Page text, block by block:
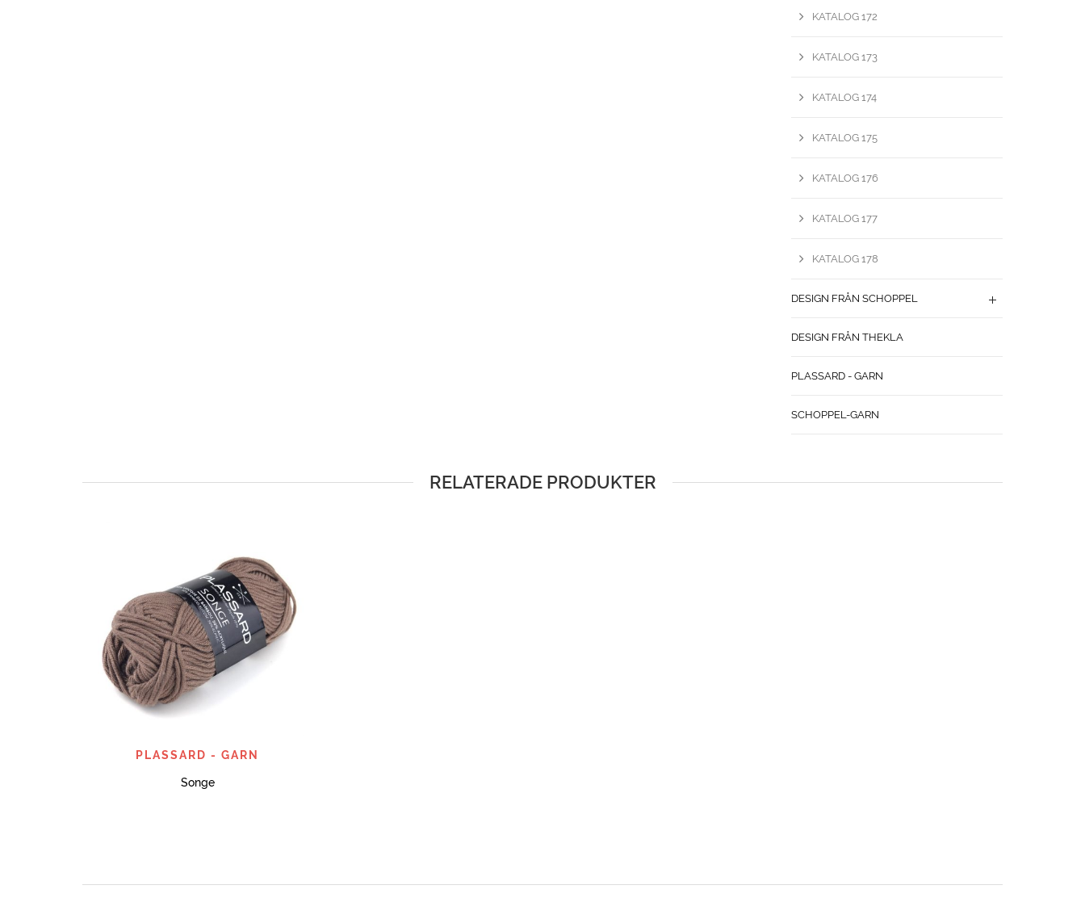
KATALOG 172
KATALOG 173
KATALOG 174
KATALOG 175
KATALOG 176
KATALOG 177
KATALOG 178
DESIGN FRÅN SCHOPPEL
DESIGN FRÅN THEKLA
PLASSARD - GARN
SCHOPPEL-GARN
RELATERADE PRODUKTER
SNABBTITT
PLASSARD - GARN
Songe